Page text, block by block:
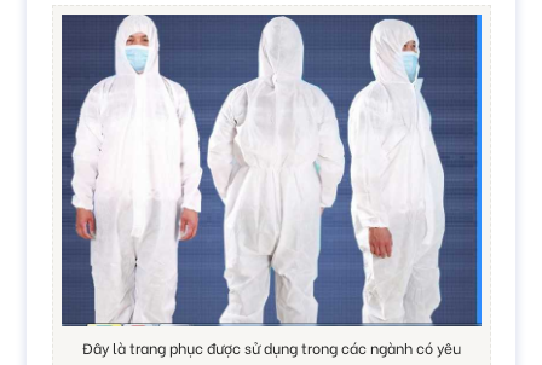
Đây là trang phục được sử dụng trong các ngành có yêu